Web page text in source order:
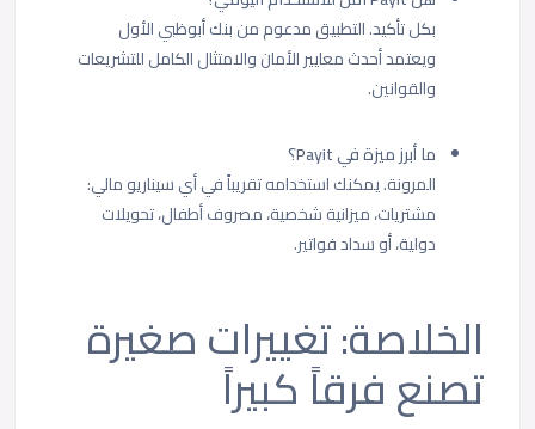
بكل تأكيد. التطبيق مدعوم من بنك أبوظبي الأول
ويعتمد أحدث معايير الأمان والامتثال الكامل للتشريعات
والقوانين.
ما أبرز ميزة في Payit؟
المرونة. يمكنك استخدامه تقريباً في أي سيناريو مالي:
مشتريات، ميزانية شخصية، مصروف أطفال، تحويلات
دولية، أو سداد فواتير.
الخلاصة: تغييرات صغيرة
تصنع فرقاً كبيراً